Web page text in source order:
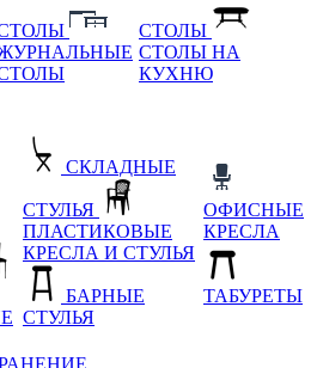
СТОЛЫ
СТОЛЫ НА
КУХНЮ
СКЛАДНЫЕ
СТУЛЬЯ
ПЛАСТИКОВЫЕ
КРЕСЛА И СТУЛЬЯ
БАРНЫЕ
СТУЛЬЯ
ОФИСНЫЕ
КРЕСЛА
ТАБУРЕТЫ